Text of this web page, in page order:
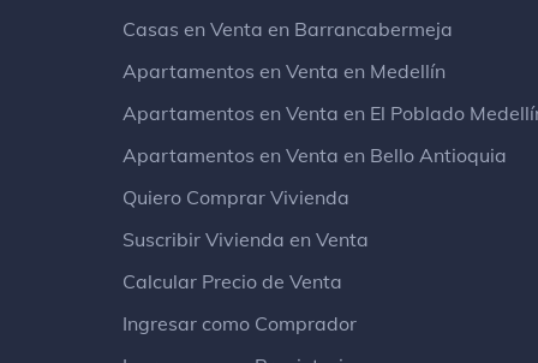
Casas en Venta en Barrancabermeja
Apartamentos en Venta en Medellín
Apartamentos en Venta en El Poblado
Apartamentos en Venta en Bello Antioquia
Quiero Comprar Vivienda
Suscribir Vivienda en Venta
Calcular Precio de Venta
Ingresar como Comprador